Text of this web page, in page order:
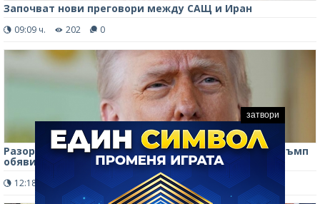
Започват нови преговори между САЩ и Иран
09:09 ч. 202 0
Разоръжаване на „Хамас“ или политически ход: Тръмп
обяви историческа сделка
12:18 ч. 220 0
затвори